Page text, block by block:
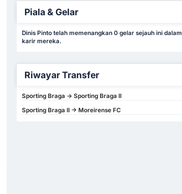
Piala & Gelar
Dinis Pinto telah memenangkan 0 gelar sejauh ini dalam
karir mereka.
Riwayar Transfer
Sporting Braga -> Sporting Braga II
Sporting Braga II -> Moreirense FC